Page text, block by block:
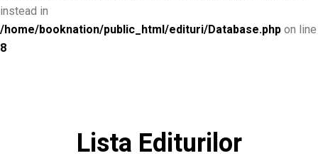
instead in
/home/booknation/public_html/edituri/Database.php on line
8
Lista Editurilor